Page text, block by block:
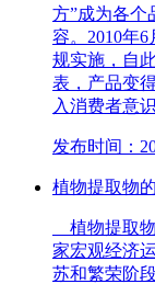
方”成为各个
容。2010年
规实施，自
表，产品变
入消费者意识
发布时间：
植物提取物
植物提取
家宏观经济
苏和繁荣阶